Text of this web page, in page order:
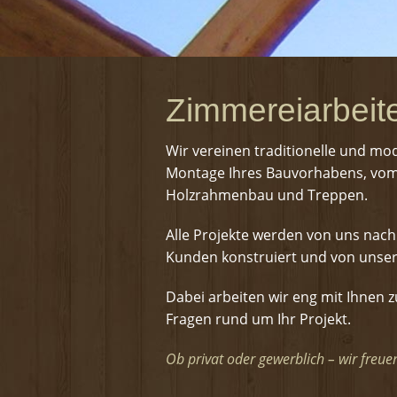
Wir vereinen traditionelle und
Montage Ihres Bauvorhabens,
Holzrahmenbau und Treppen.
Alle Projekte werden von uns
Kunden konstruiert und von
Dabei arbeiten wir eng mit Ihnen
Fragen rund um Ihr Projekt.
Ob privat oder gewerblich – wir